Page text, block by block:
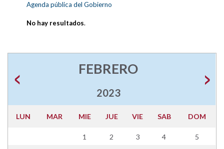
Agenda pública del Gobierno
No hay resultados.
FEBRERO
2023
LUN MAR MIE JUE VIE SAB DOM
1 2 3 4 5